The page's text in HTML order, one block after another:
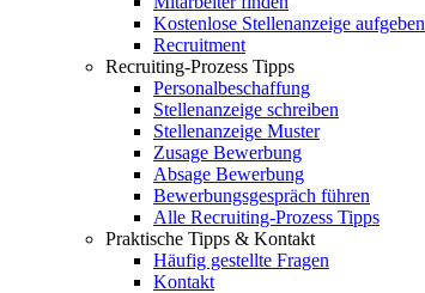
Kostenlose Stellenanzeige aufgeben
Recruitment
Recruiting-Prozess Tipps
Personalbeschaffung
Stellenanzeige schreiben
Stellenanzeige Muster
Zusage Bewerbung
Absage Bewerbung
Bewerbungsgespräch führen
Alle Recruiting-Prozess Tipps
Praktische Tipps & Kontakt
Häufig gestellte Fragen
Kontakt